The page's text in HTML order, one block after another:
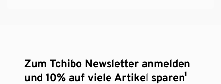
Zum Tchibo Newsletter anmelden
und 10% auf viele Artikel sparen¹